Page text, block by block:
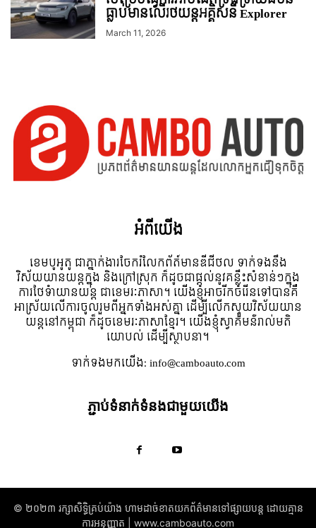
ធ្លាប់មានលើរថយន្ដអគ្គិសនី Explorer
March 11, 2026
អំពី​យើង
ខេមបូអូតូ ជាភ្នាក់ងារចែករំលែកព័ត៍មានឌីជីថល ទាក់ទងនឹង
វិស័យយានយន្តក្នុង និងក្រៅស្រុក ក៏ដូចជាផ្តល់នូវគន្លឹះសំខាន់ៗក្នុង
ការថែទំាយានយន្ត ជាខេមរៈភាសា។ យើងខ្ញុំអាចរីកចំរើនទៅបានគឺ
អាស្រ័យលើការចូលរួមពីអ្នកទាំងអស់គ្នា ដើម្បីលើកស្ទួយវិស័យយាន
យន្តនៅកម្ពុជា ក៏ដូចខេមរៈភាសាខ្មែរ។ យើងខ្ញុំស្វាគមន៌រាល់មតិ
យោបល់ ដើម្បីស្ថាបនា។
ទាក់ទង​មក​យើង:info@camboauto.com
ភ្ជាប់ទំនាក់ទំនងជាមួយយើង
© ២០២៣ រក្សាសិទ្ធិគ្រប់យ៉ាង​ ហាមដាច់ខាតយកព័ត៌មានទៅផ្សាយបន្ត ដោយគ្មាន
ការអនុញ្ញាត | www.camboauto.com